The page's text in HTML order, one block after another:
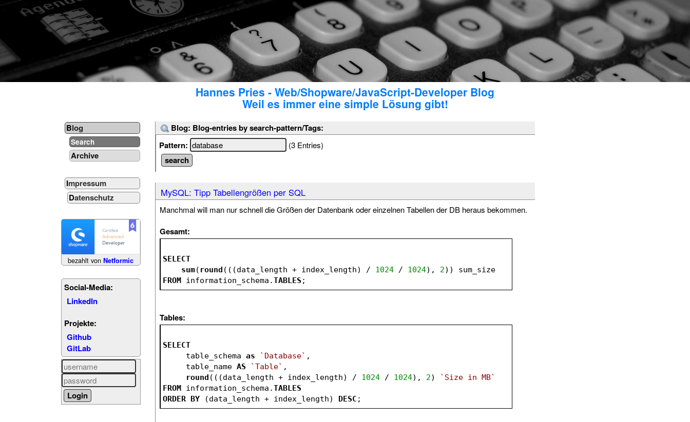
Hannes Pries - Web/Shopware/JavaScript-Developer Blog
Weil es immer eine simple Lösung gibt!
Blog
Search
Archive
Impressum
Datenschutz
bezahlt vonNetformic
Social-Media:
LinkedIn
Projekte:
Github
GitLab
Blog: Blog-entries by search-pattern/Tags:
Pattern:
(3 Entries)
MySQL: Tipp Tabellengrößen per SQL
Manchmal will man nur schnell die Größen der Datenbank oder einzelnen Tabellen der DB heraus bekommen.
Gesamt:
SELECT
sum( round (((data_length + index_length) / 1024 / 1024), 2)) sum_size
FROM information_schema.TABLES ;
Tables:
SELECT
     table_schema
as `Database` ,
     table_name
AS `Table` ,
round (((data_length + index_length) / 1024 / 1024), 2)
`Size in MB`
FROM information_schema.TABLES
ORDER BY (data_length + index_length) DESC ;